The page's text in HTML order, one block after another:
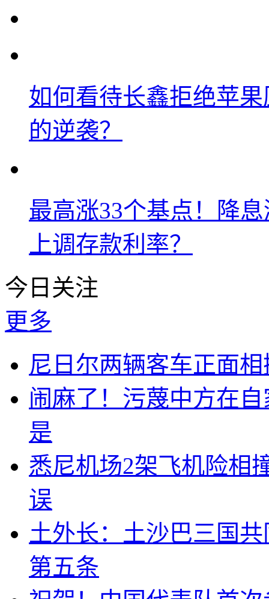
如何看待长鑫拒绝苹
的逆袭？
最高涨33个基点！降
上调存款利率？
今日关注
更多
尼日尔两辆客车正面
闹麻了！污蔑中方在
是
悉尼机场2架飞机险相
误
土外长：土沙巴三国
第五条